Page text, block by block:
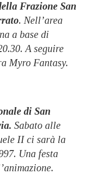
Frazione San
. Nell’area
a base di
A seguire
Myro Fantasy.
di San
Sabato alle
II ci sarà la
. Una festa
animazione.